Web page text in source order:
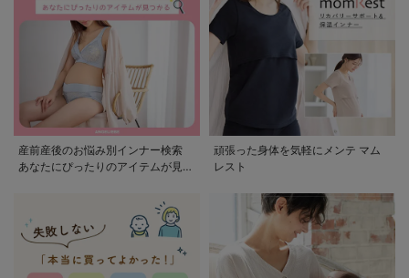
産前産後のお悩み別インナー検索
あなたにぴったりのアイテムが見つ
頑張った身体を気軽にメンテ マム
レスト